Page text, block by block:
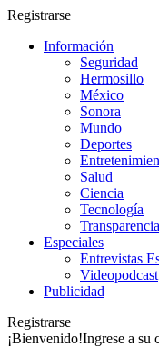
Registrarse
Información
Seguridad
Hermosillo
México
Sonora
Mundo
Deportes
Salud
Ciencia
Tecnología
Transparencia
Especiales
Entrevistas
Videopodcast
Publicidad
Registrarse
¡Bienvenido!Ingrese a su